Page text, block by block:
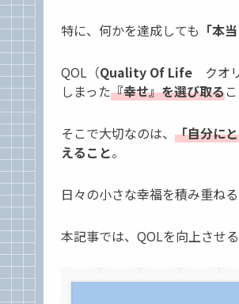
特に、何かを達成しても 「本
QOL（Quality Of Life クオ
しまった『幸せ』を選び取る
そこで大切なのは、 「自分に
えること。
日々の小さな幸福を積み重ね
本記事では、QOLを向上させ